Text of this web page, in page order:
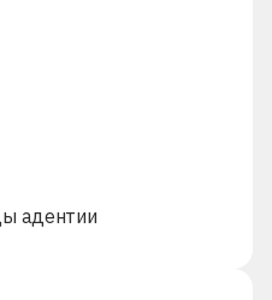
адентии